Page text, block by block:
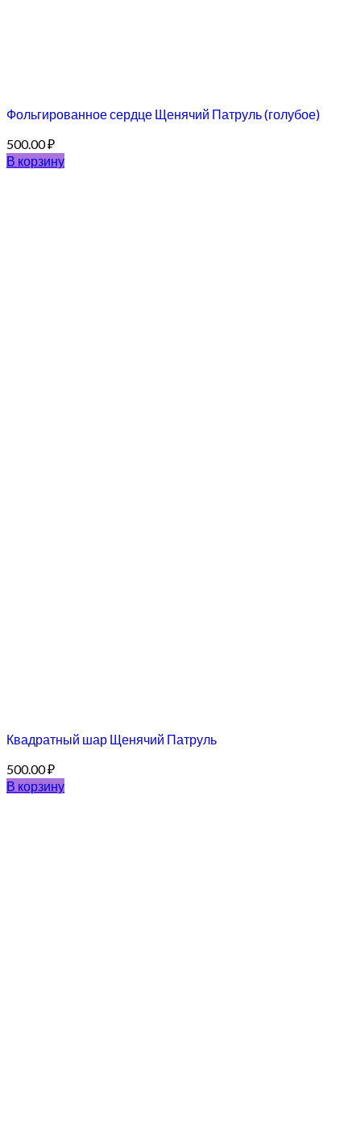
Фольгированное сердце Щенячий Патруль (голубое)
500.00₽
В корзину
Квадратный шар Щенячий Патруль
500.00₽
В корзину